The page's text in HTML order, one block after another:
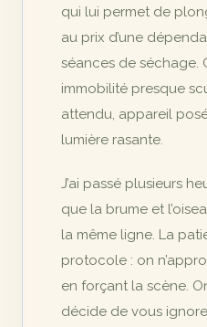
qui lui permet de
au prix d’une
séances de séchage.
immobilité presque
attendu, appareil
lumière rasante.
J’ai passé plusieurs
que la brume et
la même ligne. La
protocole : on
en forçant la scène.
décide de vous